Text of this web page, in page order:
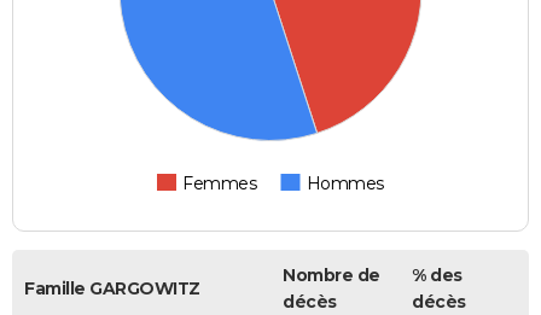
Femmes Hommes
Famille GARGOWITZ
Nombre de
décès
% des
décès